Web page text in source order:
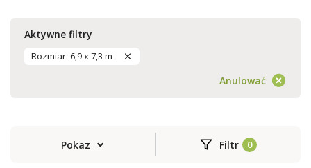
Aktywne filtry
Rozmiar: 6,9 x 7,3 m
Anulować
Pokaz Filtr